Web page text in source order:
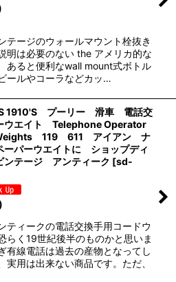
テージのウォールマウント栓抜き
明は必要のない the アメリカ的な
あると便利なwall mount式ボトル
ールやコーラなどカッ…
1910'S プーリー 滑車 電話交
ウエイト Telephone Operator
119 611 アイアン ナ
パーウエイトに ショップディ
テージ アンティーク [sd-
ティークの電話交換手用コードウ
らく19世紀後半のものかと思いま
有線電話は過去の産物となってし
実用は出来ない商品です。ただ、